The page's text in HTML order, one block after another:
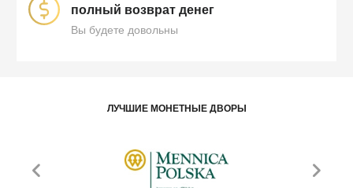
полный возврат денег
Вы будете довольны
ЛУЧШИЕ МОНЕТНЫЕ ДВОРЫ